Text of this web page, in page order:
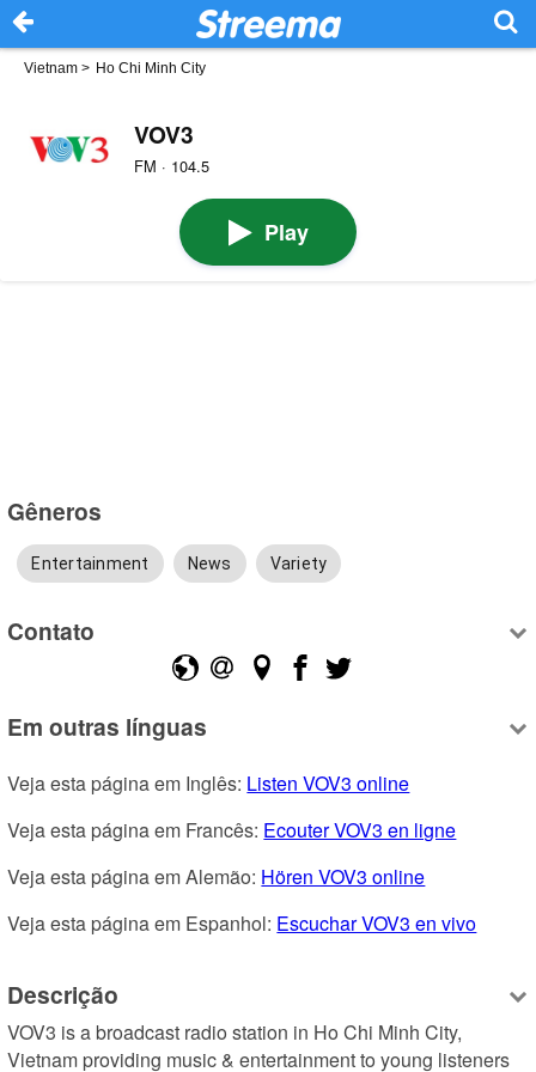
Vietnam > Ho Chi Minh City
VOV3
FM · 104.5
Play
Gêneros
Entertainment News Variety
Contato
Em outras línguas
Veja esta página em Inglês: Listen VOV3 online
Veja esta página em Francês: Ecouter VOV3 en ligne
Veja esta página em Alemão: Hören VOV3 online
Veja esta página em Espanhol: Escuchar VOV3 en vivo
Descrição
VOV3 is a broadcast radio station in Ho Chi Minh City,
Vietnam providing music & entertainment to young listeners